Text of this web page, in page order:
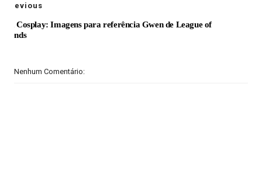
Previous
Cosplay: Imagens para referência Gwen de League of
Nenhum Comentário: